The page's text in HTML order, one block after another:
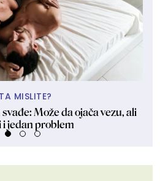
MISLITE?
Može da ojača vezu, ali
i jedan problem